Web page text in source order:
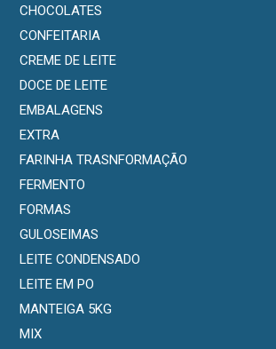
CHOCOLATES
CONFEITARIA
CREME DE LEITE
DOCE DE LEITE
EMBALAGENS
EXTRA
FARINHA TRASNFORMAÇÃO
FERMENTO
FORMAS
GULOSEIMAS
LEITE CONDENSADO
LEITE EM PO
MANTEIGA 5KG
MIX